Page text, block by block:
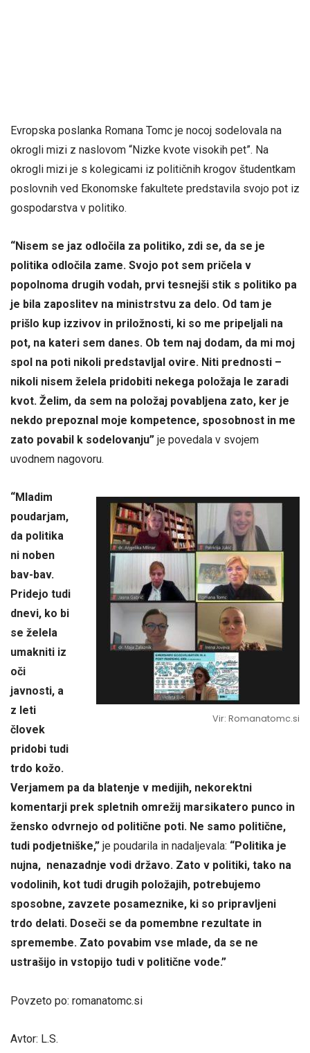
Evropska poslanka Romana Tomc je nocoj sodelovala na
okrogli mizi z naslovom “Nizke kvote visokih pet”. Na
okrogli mizi je s kolegicami iz političnih krogov študentkam
poslovnih ved Ekonomske fakultete predstavila svojo pot iz
gospodarstva v politiko.
“Nisem se jaz odločila za politiko, zdi se, da se je
politika odločila zame. Svojo pot sem pričela v
popolnoma drugih vodah, prvi tesnejši stik s politiko pa
je bila zaposlitev na ministrstvu za delo. Od tam je
prišlo kup izzivov in priložnosti, ki so me pripeljali na
pot, na kateri sem danes. Ob tem naj dodam, da mi moj
spol na poti nikoli predstavljal ovire. Niti prednosti –
nikoli nisem želela pridobiti nekega položaja le zaradi
kvot. Želim, da sem na položaj povabljena zato, ker je
nekdo prepoznal moje kompetence, sposobnost in me
zato povabil k sodelovanju” je povedala v svojem
uvodnem nagovoru.
Vir: Romanatomc.si
“Mladim
poudarjam,
da politika
ni noben
bav-bav.
Pridejo tudi
dnevi, ko bi
se želela
umakniti iz
oči
javnosti, a
z leti
človek
pridobi tudi
trdo kožo.
Verjamem pa da blatenje v medijih, nekorektni
komentarji prek spletnih omrežij marsikatero punco in
žensko odvrnejo od politične poti. Ne samo politične,
tudi podjetniške,” je poudarila in nadaljevala: “Politika je
nujna, nenazadnje vodi državo. Zato v politiki, tako na
vodolinih, kot tudi drugih položajih, potrebujemo
sposobne, zavzete posameznike, ki so pripravljeni
trdo delati. Doseči se da pomembne rezultate in
spremembe. Zato povabim vse mlade, da se ne
ustrašijo in vstopijo tudi v politične vode.”
Povzeto po: romanatomc.si
Avtor: L.S.